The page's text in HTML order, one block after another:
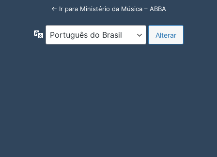
← Ir para Ministério da Música – ABBA
Idioma